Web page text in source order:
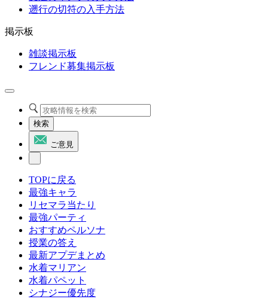
遡行の切符の入手方法
掲示板
雑談掲示板
フレンド募集掲示板
検索
ご意見
TOPに戻る
最強キャラ
リセマラ当たり
最強パーティ
おすすめペルソナ
授業の答え
最新アプデまとめ
水着マリアン
水着パペット
シナジー優先度